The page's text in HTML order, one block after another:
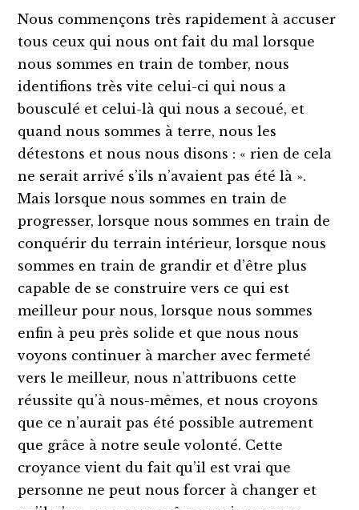
Nous commençons très rapidement à accuser
tous ceux qui nous ont fait du mal lorsque
nous sommes en train de tomber, nous
identifions très vite celui-ci qui nous a
bousculé et celui-là qui nous a secoué, et
quand nous sommes à terre, nous les
détestons et nous nous disons : « rien de cela
ne serait arrivé s’ils n’avaient pas été là ».
Mais lorsque nous sommes en train de
progresser, lorsque nous sommes en train de
conquérir du terrain intérieur, lorsque nous
sommes en train de grandir et d’être plus
capable de se construire vers ce qui est
meilleur pour nous, lorsque nous sommes
enfin à peu près solide et que nous nous
voyons continuer à marcher avec fermeté
vers le meilleur, nous n’attribuons cette
réussite qu’à nous-mêmes, et nous croyons
que ce n’aurait pas été possible autrement
que grâce à notre seule volonté. Cette
croyance vient du fait qu’il est vrai que
personne ne peut nous forcer à changer et